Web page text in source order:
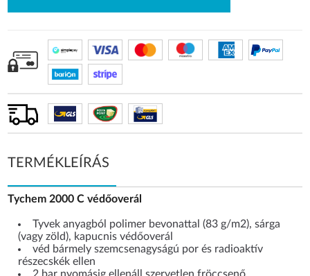
TERMÉKLEÍRÁS
Tychem 2000 C védőoverál
Tyvek anyagból polimer bevonattal (83 g/m2), sárga
(vagy zöld), kapucnis védőoverál
véd bármely szemcsenagyságú por és radioaktív
részecskék ellen
2 bar nyomásig ellenáll szervetlen fröccsenő